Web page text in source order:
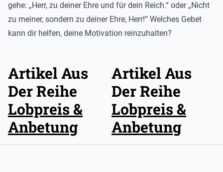
gehe: „Herr, zu deiner Ehre und für dein Reich.“ oder „Nicht
zu meiner, sondern zu deiner Ehre, Herr!“ Welches Gebet
kann dir helfen, deine Motivation reinzuhalten?
Artikel Aus
Der Reihe
Lobpreis &
Anbetung
Artikel Aus
Der Reihe
Lobpreis &
Anbetung